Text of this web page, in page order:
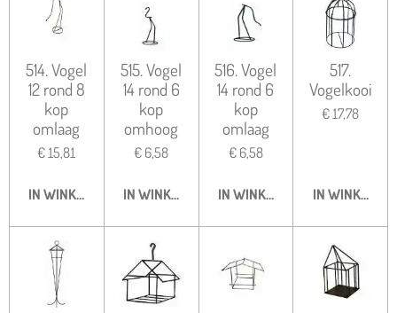
514. Vogel
12 rond 8
kop
omlaag
€ 15,81
IN WINKELWAGEN
515. Vogel
14 rond 6
kop
omhoog
€ 6,58
IN WINKELWAGEN
516. Vogel
14 rond 6
kop
omlaag
€ 6,58
IN WINKELWAGEN
517.
Vogelkooi
€ 17,78
IN